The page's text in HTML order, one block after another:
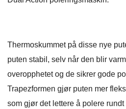
Thermoskummet på disse nye
puten stabil, selv når den blir
overopphetet og de sikrer gode
Trapezformen gjør puten mer
som gjør det lettere å polere